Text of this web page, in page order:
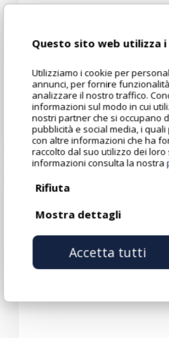
Questo sito web utilizza i
Utilizziamo i cookie per
annunci, per fornire
analizzare il nostro traffico.
informazioni sul modo in cui
nostri partner che si occupano
pubblicità e social media, i
con altre informazioni che ha
raccolto dal suo utilizzo dei
informazioni consulta la nostra
Rifiuta
Mostra dettagli
Accetta tutti
fatica a
Perché
cliente
dovrebbe
scegliere
te?